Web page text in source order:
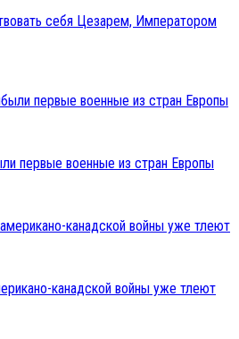
себя Цезарем, Императором
первые военные из стран Европы
канадской войны уже тлеют